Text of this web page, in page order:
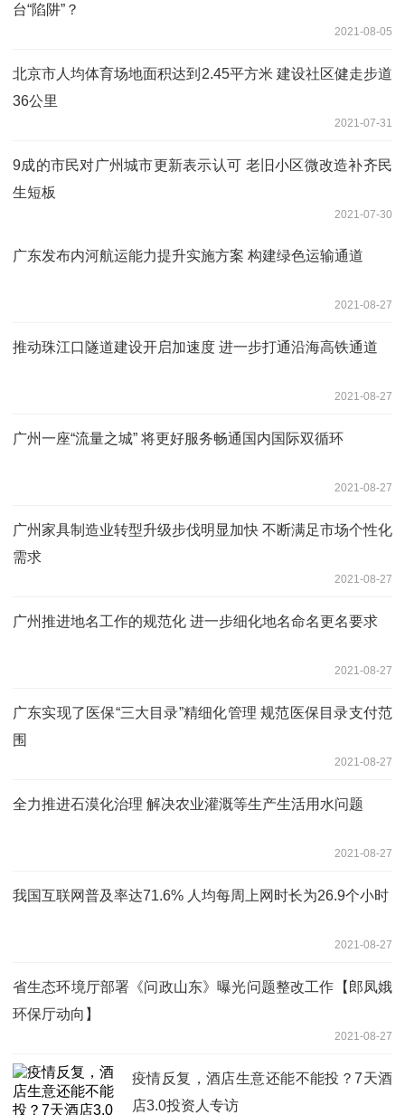
台“陷阱”？
2021-08-05
北京市人均体育场地面积达到2.45平方米 建设社区健走步道
36公里
2021-07-31
9成的市民对广州城市更新表示认可 老旧小区微改造补齐民
生短板
2021-07-30
广东发布内河航运能力提升实施方案 构建绿色运输通道
2021-08-27
推动珠江口隧道建设开启加速度 进一步打通沿海高铁通道
2021-08-27
广州一座“流量之城” 将更好服务畅通国内国际双循环
2021-08-27
广州家具制造业转型升级步伐明显加快 不断满足市场个性化
需求
2021-08-27
广州推进地名工作的规范化 进一步细化地名命名更名要求
2021-08-27
广东实现了医保“三大目录”精细化管理 规范医保目录支付范
围
2021-08-27
全力推进石漠化治理 解决农业灌溉等生产生活用水问题
2021-08-27
我国互联网普及率达71.6% 人均每周上网时长为26.9个小时
2021-08-27
省生态环境厅部署《问政山东》曝光问题整改工作【郎凤娥
环保厅动向】
2021-08-27
疫情反复，酒店生意还能不能投？7天酒
店3.0投资人专访